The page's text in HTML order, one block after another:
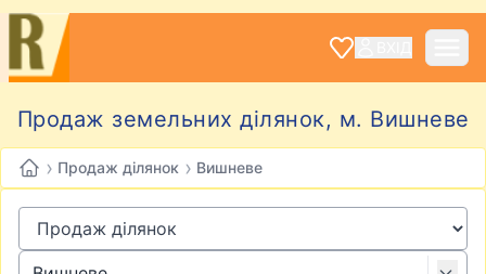
Продаж земельних ділянок, м. Вишневе
› Продаж ділянок › Вишневе